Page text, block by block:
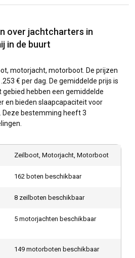
over jachtcharters in
in de buurt
motorjacht, motorboot. De prijzen
€ per dag. De gemiddelde prijs is
gebied hebben een gemiddelde
en bieden slaapcapaciteit voor
Deze bestemming heeft 3
Zeilboot, Motorjacht, Motorboot
162 boten beschikbaar
8 zeilboten beschikbaar
5 motorjachten beschikbaar
149 motorboten beschikbaar